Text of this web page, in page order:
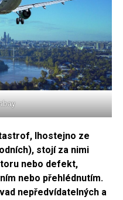
lhostejno ze
stojí za nimi
nebo defekt,
nebo přehlédnutím.
nepředvídatelných a